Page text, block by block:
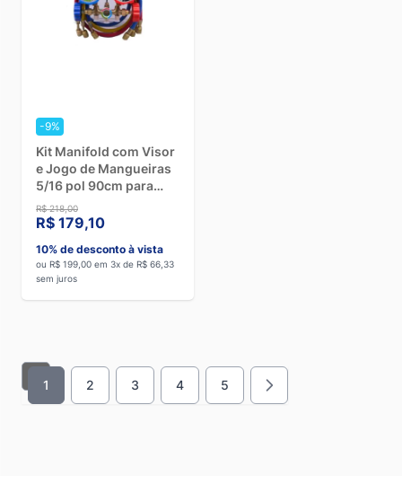
-9%
Kit Manifold com Visor
e Jogo de Mangueiras
5/16 pol 90cm para
R1234 Hulter
HT51234GF
R$ 218,00
R$ 179,10
10% de desconto à vista
ou R$ 199,00 em 3x de R$ 66,33
sem juros
Você esta lendo a pagina
1 Página
2 Página
3 Página
4 Página
5